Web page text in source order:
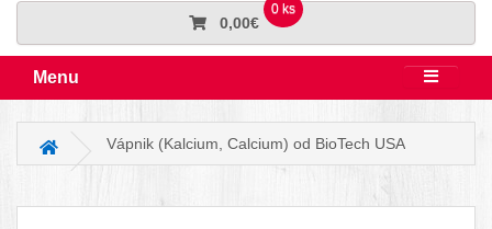
0 ks
0,00€
Menu
Hlavná stránka
Vápnik (Kalcium, Calcium) od BioTech USA